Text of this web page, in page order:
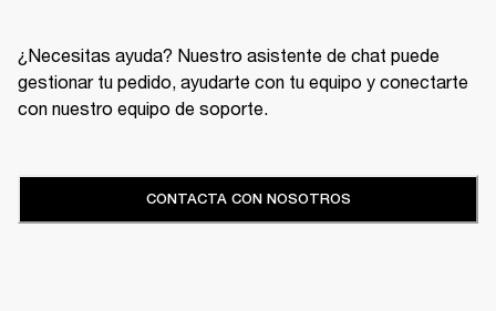
¿Necesitas ayuda? Nuestro asistente de chat puede
gestionar tu pedido, ayudarte con tu equipo y conectarte
con nuestro equipo de soporte.
CONTACTA CON NOSOTROS